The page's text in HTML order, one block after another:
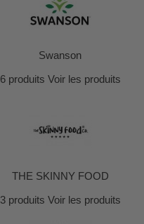
Swanson
6 produits Voir les produits
THE SKINNY FOOD
3 produits Voir les produits